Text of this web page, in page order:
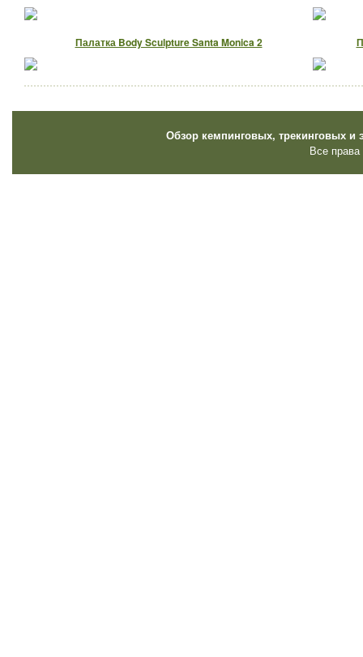
Палатка Body Sculpture Santa Monica 2
Обзор кемпинговых, трекинговых и
Все